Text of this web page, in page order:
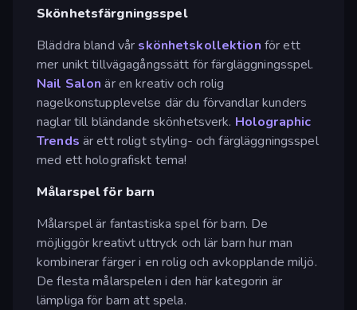
Skönhetsfärgningsspel
Bläddra bland vår skönhetskollektion för ett
mer unikt tillvägagångssätt för färgläggningsspel.
Nail Salon är en kreativ och rolig
nagelkonstupplevelse där du förvandlar kunders
naglar till bländande skönhetsverk. Holographic
Trends är ett roligt styling- och färgläggningsspel
med ett holografiskt tema!
Målarspel för barn
Målarspel är fantastiska spel för barn. De
möjliggör kreativt uttryck och lär barn hur man
kombinerar färger i en rolig och avkopplande miljö.
De flesta målarspelen i den här kategorin är
lämpliga för barn att spela.